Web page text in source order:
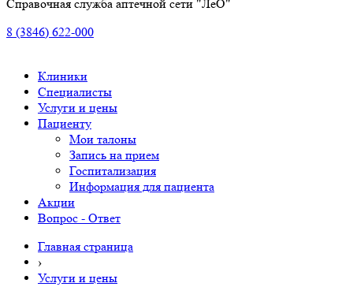
Справочная служба аптечной сети "ЛеО"
8 (3846) 622-000
Клиники
Специалисты
Услуги и цены
Пациенту
Мои талоны
Запись на прием
Госпитализация
Информация для пациента
Акции
Вопрос - Ответ
Главная страница
›
Услуги и цены